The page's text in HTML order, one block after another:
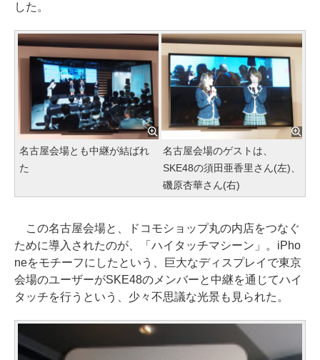
した。
名古屋会場とも中継が結ばれ
た
名古屋会場のゲストは、
SKE48の須田亜香里さん(左)、
磯原杏華さん(右)
この名古屋会場と、ドコモショップ丸の内店をつなぐ
ために導入されたのが、「ハイタッチマシーン」。iPho
neをモチーフにしたという、巨大なディスプレイで東京
会場のユーザーがSKE48のメンバーと中継を通じてハイ
タッチを行うという、少々不思議な光景も見られた。